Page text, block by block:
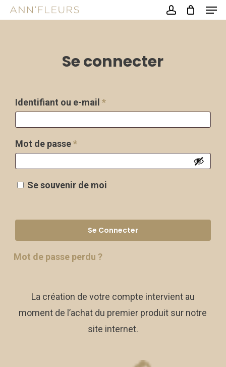
Skip
account
Se connecter
Identifiant ou e-mail *Obligatoire
Mot de passe*Obligatoire
Se souvenir de moi
Se Connecter
Mot de passe perdu ?
La création de votre compte intervient au
moment de l’achat du premier produit sur notre
site internet.